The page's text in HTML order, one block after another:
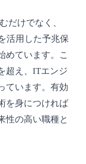
だけでなく、
活用した予兆保
めています。こ
超え、ITエンジ
ています。有効
を身につければ
性の高い職種と